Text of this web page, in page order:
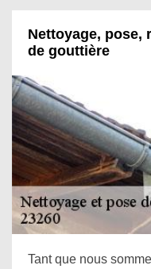
Nettoyage, pose,
de gouttière
Tant que nous